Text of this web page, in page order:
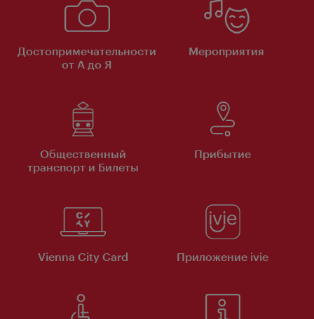
Достопримечательности
от А до Я
Мероприятия
Общественный
транспорт и Билеты
Прибытие
Vienna City Card Приложение ivie